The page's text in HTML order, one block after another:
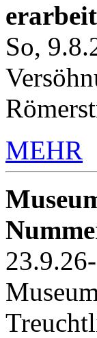
So,
MEHR